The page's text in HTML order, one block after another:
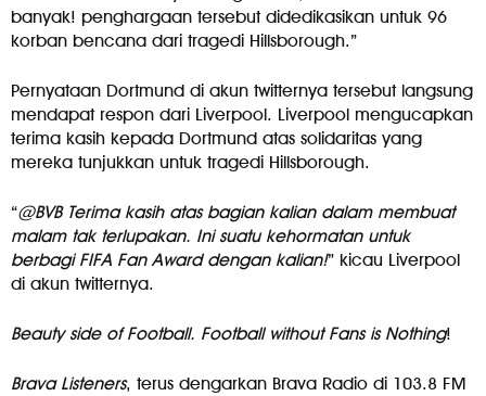
banyak! penghargaan tersebut didedikasikan untuk 96
korban bencana dari tragedi Hillsborough.”
Pernyataan Dortmund di akun twitternya tersebut langsung
mendapat respon dari Liverpool. Liverpool mengucapkan
terima kasih kepada Dortmund atas solidaritas yang
mereka tunjukkan untuk tragedi Hillsborough.
“@BVB Terima kasih atas bagian kalian dalam membuat
malam tak terlupakan. Ini suatu kehormatan untuk
berbagi FIFA Fan Award dengan kalian!” kicau Liverpool
di akun twitternya.
Beauty side of Football. Football without Fans is Nothing!
Brava Listeners, terus dengarkan Brava Radio di 103.8 FM